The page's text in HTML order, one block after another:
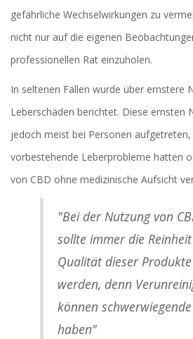
gefährliche Wechselwirkungen zu
nicht nur auf die eigenen
professionellen Rat einzuholen.
In seltenen Fällen wurde über ernstere
Leberschäden berichtet. Diese ernsten
jedoch meist bei Personen
vorbestehende Leberprobleme hatten
von CBD ohne medizinische Aufsicht
"Bei der Nutzung von
sollte immer die
Qualität dieser
werden, denn
können
haben"